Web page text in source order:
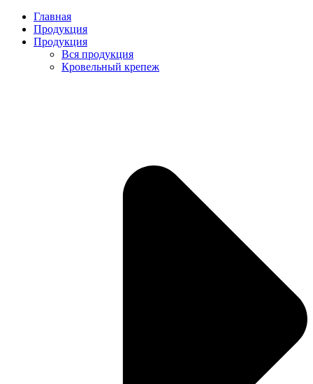
Главная
Продукция
Продукция
Вся продукция
Кровельный крепеж